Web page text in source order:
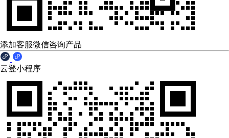
添加客服微信咨询产品
云登小程序